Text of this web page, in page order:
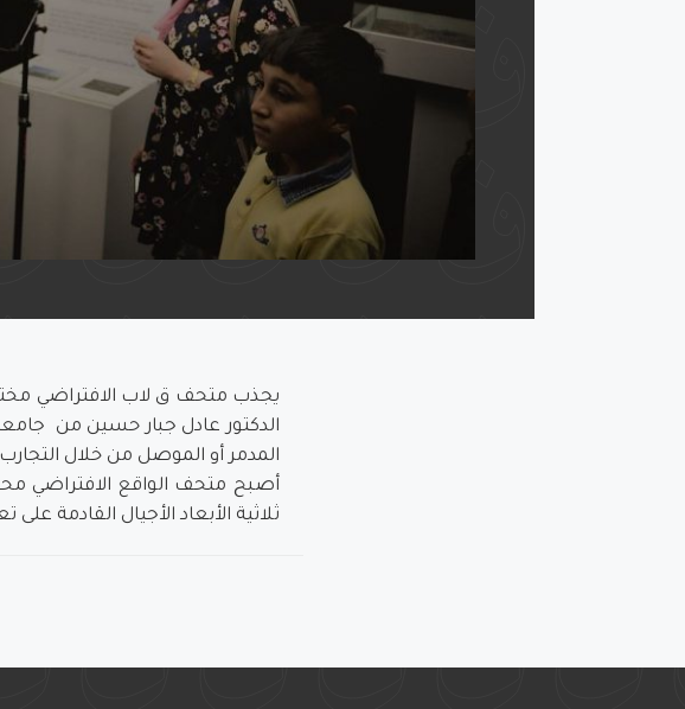
يجذب متحف ق لاب الافتراضي
الدكتور عادل جبار حسين من
المدمر أو الموصل من خلال
أصبح متحف الواقع الافتراضي
ثلاثية الأبعاد الأجيال القادمة